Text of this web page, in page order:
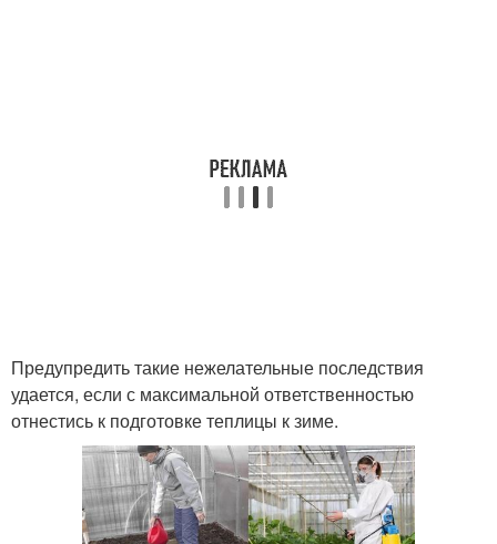
Предупредить такие нежелательные последствия
удается, если с максимальной ответственностью
отнестись к подготовке теплицы к зиме.